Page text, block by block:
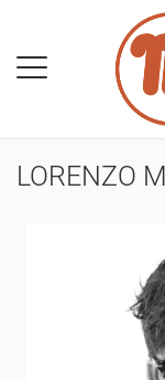
LORENZO